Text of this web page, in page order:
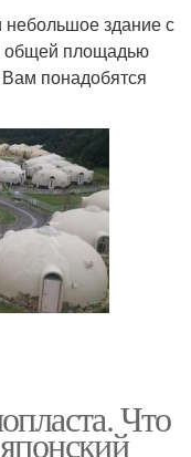
небольшое здание с
общей площадью
понадобятся
Что